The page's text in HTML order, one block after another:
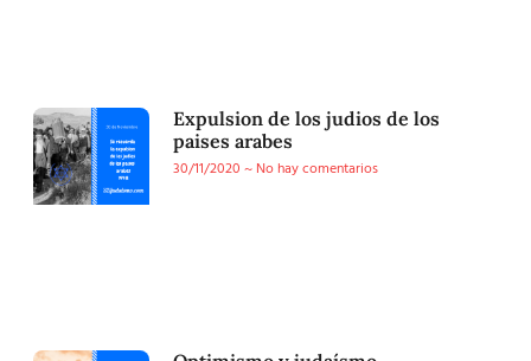
Expulsion de los judios de los
paises arabes
30/11/2020
No hay comentarios